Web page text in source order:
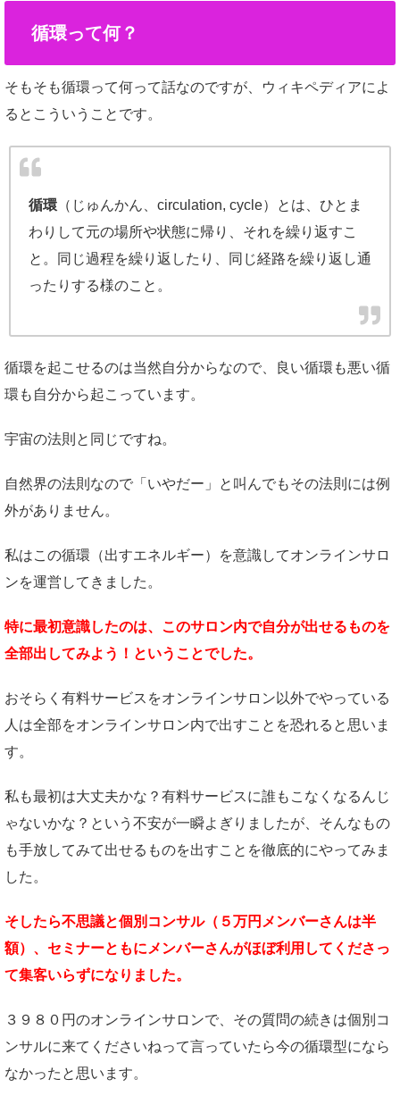
循環って何？
そもそも循環って何って話なのですが、ウィキペディアによ
るとこういうことです。
循環 （じゅんかん、circulation, cycle）とは、ひとま
わりして元の場所や状態に帰り、それを繰り返すこ
と。同じ過程を繰り返したり、同じ経路を繰り返し通
ったりする様のこと。
循環を起こせるのは当然自分からなので、良い循環も悪い循
環も自分から起こっています。
宇宙の法則と同じですね。
自然界の法則なので「いやだー」と叫んでもその法則には例
外がありません。
私はこの循環（出すエネルギー）を意識してオンラインサロ
ンを運営してきました。
特に最初意識したのは、このサロン内で自分が出せるものを
全部出してみよう！ということでした。
おそらく有料サービスをオンラインサロン以外でやっている
人は全部をオンラインサロン内で出すことを恐れると思いま
す。
私も最初は大丈夫かな？有料サービスに誰もこなくなるんじ
ゃないかな？という不安が一瞬よぎりましたが、そんなもの
も手放してみて出せるものを出すことを徹底的にやってみま
した。
そしたら不思議と個別コンサル（５万円メンバーさんは半
額）、セミナーともにメンバーさんがほぼ利用してくださっ
て集客いらずになりました。
３９８０円のオンラインサロンで、その質問の続きは個別コ
ンサルに来てくださいねって言っていたら今の循環型になら
なかったと思います。